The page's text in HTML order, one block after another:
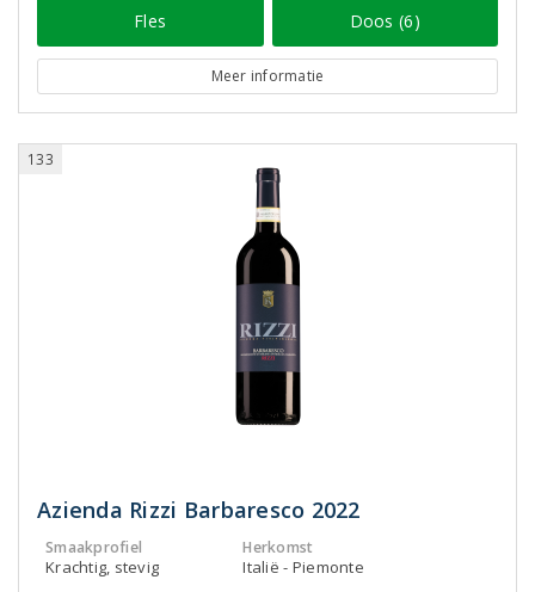
Fles Doos (6)
Meer informatie
133
Azienda Rizzi Barbaresco 2022
Smaakprofiel
Krachtig, stevig
Herkomst
Italië - Piemonte